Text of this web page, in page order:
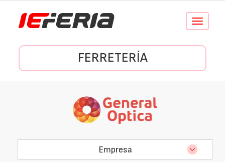
Conmutar
FERRETERÍA
Empresa